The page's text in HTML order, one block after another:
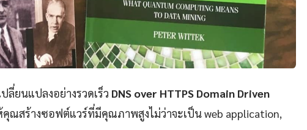
ยนแปลงอย่างรวดเร็ว DNS over HTTPS Domain Driven
ณสร้างซอฟต์แวร์ที่มีคุณภาพสูงไม่ว่าจะเป็น web application,